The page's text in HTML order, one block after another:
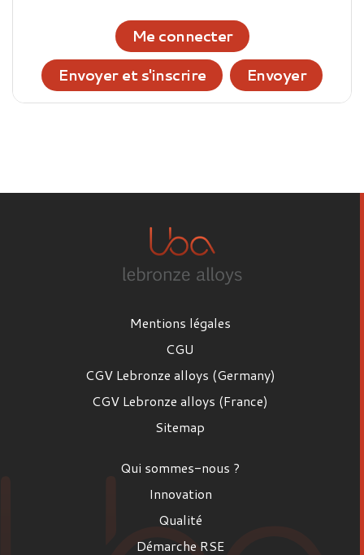
Me connecter
Envoyer et s'inscrire
Envoyer
Mentions légales
CGU
CGV Lebronze alloys (Germany)
CGV Lebronze alloys (France)
Sitemap
Qui sommes-nous ?
Innovation
Qualité
Démarche RSE